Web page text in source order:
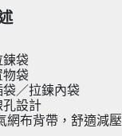
鍊袋
物袋
袋／拉鍊內袋
孔設計
網布背帶，舒適減壓